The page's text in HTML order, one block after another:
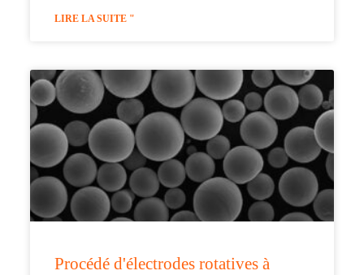
LIRE LA SUITE "
Procédé d'électrodes rotatives à